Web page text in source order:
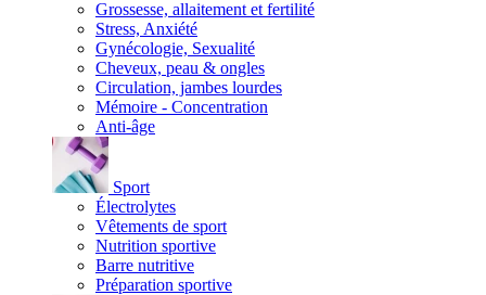
Grossesse, allaitement et fertilité
Stress, Anxiété
Gynécologie, Sexualité
Cheveux, peau & ongles
Circulation, jambes lourdes
Mémoire - Concentration
Anti-âge
Sport
Électrolytes
Vêtements de sport
Nutrition sportive
Barre nutritive
Préparation sportive